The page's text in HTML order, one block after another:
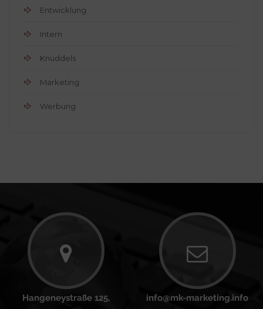
Entwicklung
Intern
Knuddels
Marketing
Werbung
Hangeneystraße 125,
info@mk-marketing.info